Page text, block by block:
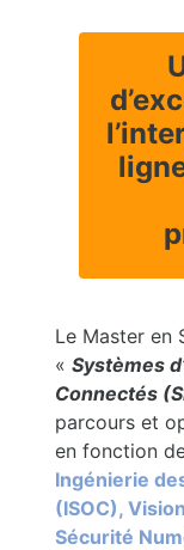
Le Master en
« Systèmes
Connectés
parcours et
en fonction
Ingénierie
(ISOC),
Sécurité